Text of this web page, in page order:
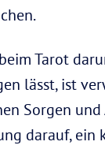
Tarot
lässt, ist
Sorgen
darauf,